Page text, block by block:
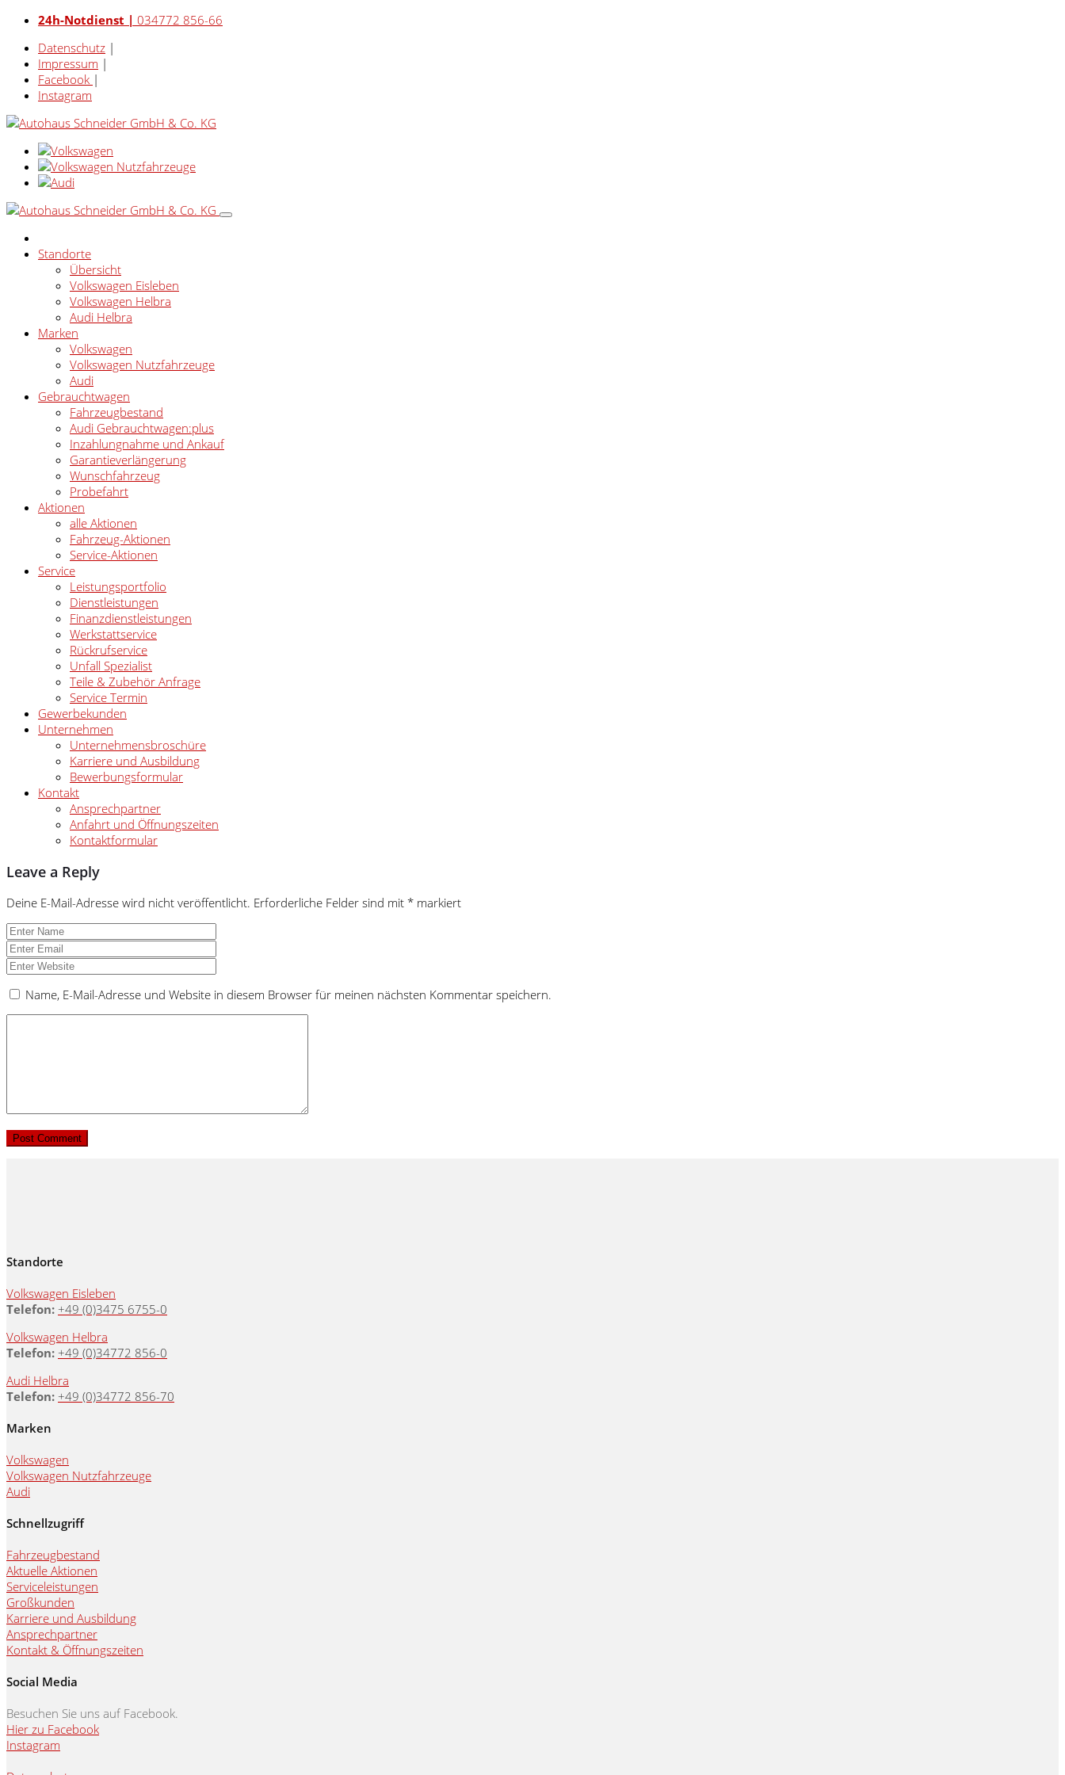
24h-Notdienst | 034772 856-66
Datenschutz |
Impressum |
Facebook |
Instagram
Standorte
Übersicht
Volkswagen Eisleben
Volkswagen Helbra
Audi Helbra
Marken
Volkswagen
Volkswagen Nutzfahrzeuge
Audi
Gebrauchtwagen
Fahrzeugbestand
Audi Gebrauchtwagen:plus
Inzahlungnahme und Ankauf
Garantieverlängerung
Wunschfahrzeug
Probefahrt
Aktionen
alle Aktionen
Fahrzeug-Aktionen
Service-Aktionen
Service
Leistungsportfolio
Dienstleistungen
Finanzdienstleistungen
Werkstattservice
Rückrufservice
Unfall Spezialist
Teile & Zubehör Anfrage
Service Termin
Gewerbekunden
Unternehmen
Unternehmensbroschüre
Karriere und Ausbildung
Bewerbungsformular
Kontakt
Ansprechpartner
Anfahrt und Öffnungszeiten
Kontaktformular
Leave a Reply
Deine E-Mail-Adresse wird nicht veröffentlicht. Erforderliche Felder sind mit * markiert
Name, E-Mail-Adresse und Website in diesem Browser für meinen nächsten Kommentar speichern.
Standorte
Volkswagen Eisleben
Telefon: +49 (0)3475 6755-0
Volkswagen Helbra
Telefon: +49 (0)34772 856-0
Audi Helbra
Telefon: +49 (0)34772 856-70
Marken
Volkswagen
Volkswagen Nutzfahrzeuge
Audi
Schnellzugriff
Fahrzeugbestand
Aktuelle Aktionen
Serviceleistungen
Großkunden
Karriere und Ausbildung
Ansprechpartner
Kontakt & Öffnungszeiten
Social Media
Besuchen Sie uns auf Facebook.
Hier zu Facebook
Instagram